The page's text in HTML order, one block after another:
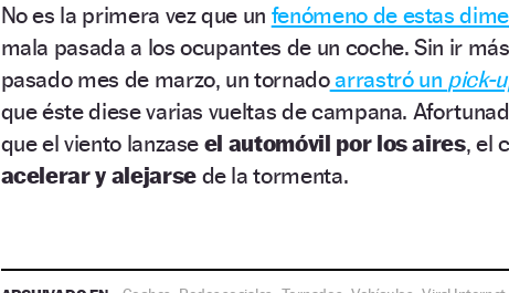
No es la primera vez que un fenómeno de estas
mala pasada a los ocupantes de un coche. Sin ir
pasado mes de marzo, un tornadoarrastró un pick-
que éste diese varias vueltas de campana.
que el viento lanzase el automóvil por los aires, el
acelerar y alejarsede la tormenta.